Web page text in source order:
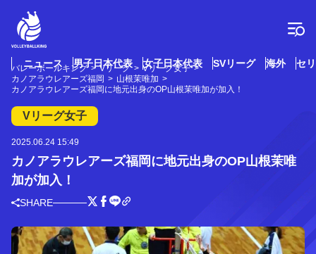
ニュース 男子日本代表 女子日本代表 SVリーグ 海外 セ
バレーボールキング Vリーグ
Vリーグ女子
カノアラウレアーズ福岡
山根茉唯加
カノアラウレアーズ福岡に地元出身のOP山根茉唯加が加入！
Vリーグ女子
2025.06.24 15:49
カノアラウレアーズ福岡に地元出身のOP山根茉唯
加が加入！
SHARE